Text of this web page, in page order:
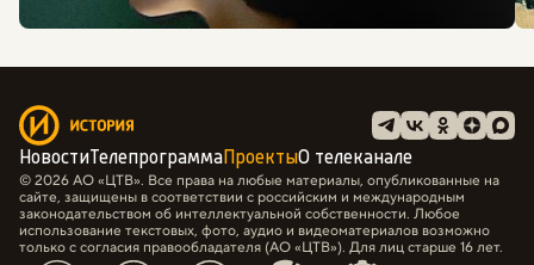
НовостиТелепрограммаПроектыО телеканале
© 2026 АО «ЦТВ». Все права на любые материалы, опубликованные на
сайте, защищены в соответствии с российским и международным
законодательством об интеллектуальной собственности. Любое
использование текстовых, фото, аудио и видеоматериалов возможно
только с согласия правообладателя (АО «ЦТВ»). Для лиц старше 16 лет.